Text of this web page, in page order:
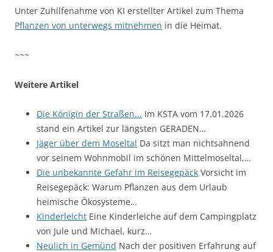
Unter Zuhilfenahme von KI erstellter Artikel zum Thema
Pflanzen von unterwegs mitnehmen in die Heimat.
~~~
Weitere Artikel
Die Königin der Straßen... Im KSTA vom 17.01.2026
stand ein Artikel zur längsten GERADEN…
Jäger über dem Moseltal Da sitzt man nichtsahnend
vor seinem Wohnmobil im schönen Mittelmoseltal,…
Die unbekannte Gefahr im Reisegepäck Vorsicht im
Reisegepäck: Warum Pflanzen aus dem Urlaub
heimische Ökosysteme…
Kinderleicht Eine Kinderleiche auf dem Campingplatz
von Jule und Michael, kurz…
Neulich in Gemünd Nach der positiven Erfahrung auf